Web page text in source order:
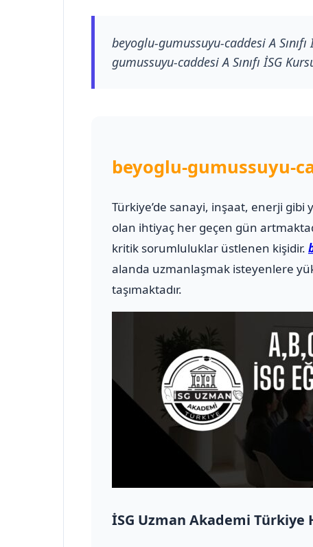
beyoglu-gumussuyu-caddesi A
gumussuyu-caddesi A Sınıfı İSG
beyoglu-gumussuyu-
Türkiye’de sanayi, inşaat, enerji gibi
olan ihtiyaç her geçen gün
kritik sorumluluklar üstlenen kişidir.
alanda uzmanlaşmak isteyenlere
taşımaktadır.
İSG Uzman Akademi Türkiye